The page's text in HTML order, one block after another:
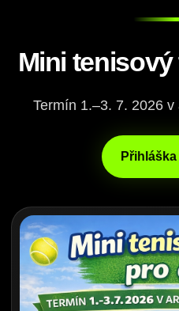
Mini
Termín 1.–3. 7. 2026